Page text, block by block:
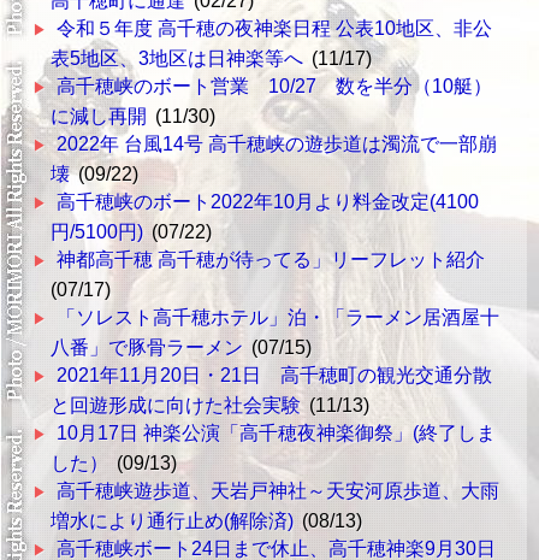
令和５年度 高千穂の夜神楽日程 公表10地区、非公
表5地区、3地区は日神楽等へ (11/17)
高千穂峡のボート営業 10/27 数を半分（10艇）
に減し再開 (11/30)
2022年 台風14号 高千穂峡の遊歩道は濁流で一部崩
壊(09/22)
高千穂峡のボート2022年10月より料金改定(4100
円/5100円) (07/22)
神都高千穂 高千穂が待ってる」リーフレット紹介
(07/17)
「ソレスト高千穂ホテル」泊・「ラーメン居酒屋十
八番」で豚骨ラーメン (07/15)
2021年11月20日・21日 高千穂町の観光交通分散
と回遊形成に向けた社会実験 (11/13)
10月17日 神楽公演「高千穂夜神楽御祭」(終了しま
した）
(09/13)
高千穂峡遊歩道、天岩戸神社～天安河原歩道、大雨
増水により通行止め(解除済) (08/13)
高千穂峡ボート24日まで休止、高千穂神楽9月30日